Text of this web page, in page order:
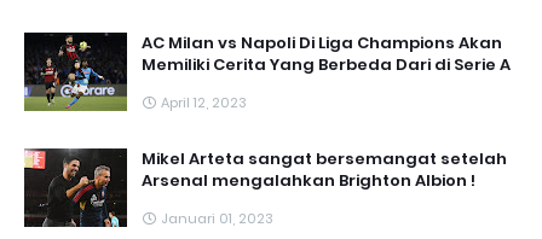
AC Milan vs Napoli Di Liga Champions Akan
Memiliki Cerita Yang Berbeda Dari di Serie A
April 12, 2023
Mikel Arteta sangat bersemangat setelah
Arsenal mengalahkan Brighton Albion !
Januari 01, 2023